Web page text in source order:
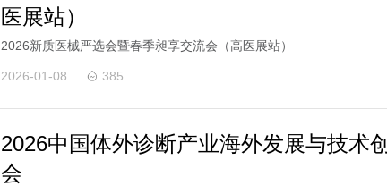
医展站）
2026新质医械严选会暨春季昶享交流会（高医展站）
2026-01-08 385
2026中国体外诊断产业海外发展与技术
会